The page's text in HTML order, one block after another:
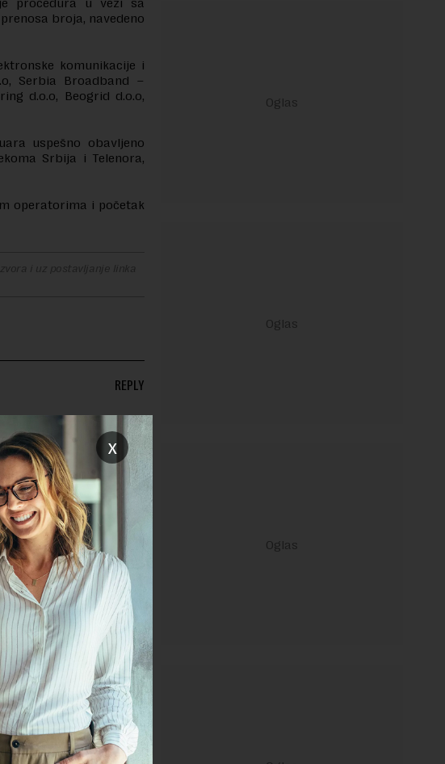
broja, navedeno
komunikacije i
Serbia Broadband –
d.o.o, Beogrid d.o.o,
uspešno obavljeno
Srbija i Telenora,
operatorima i početak
i uz postavljanje linka
REPLY
i pravilima
Google Uslovi
x